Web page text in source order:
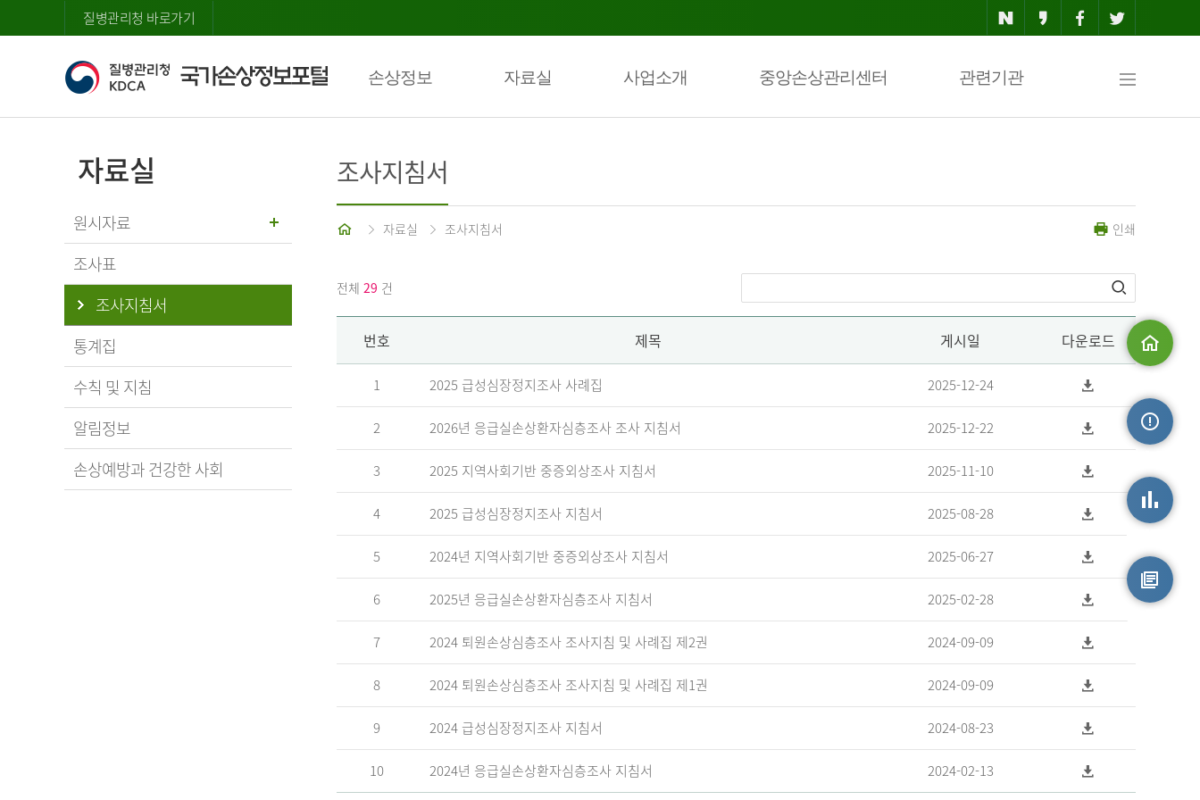
질병관리청 바로가기
손상정보 자료실 사업소개 중앙손상관리센터 관련기관
맵
자료실
원시자료
조사표
조사지침서
통계집
수칙 및 지침
알림정보
손상예방과 건강한 사회
조사지침서
홈 자료실 조사지침서 인쇄
전체 29 건
번호 제목 게시일 다운로드
1 2025 급성심장정지조사 사례집 2025-12-24
2 2026년 응급실손상환자심층조사 조사 지침서 2025-12-22
3 2025 지역사회기반 중증외상조사 지침서 2025-11-10
4 2025 급성심장정지조사 지침서 2025-08-28
5 2024년 지역사회기반 중증외상조사 지침서 2025-06-27
6 2025년 응급실손상환자심층조사 지침서 2025-02-28
7 2024 퇴원손상심층조사 조사지침 및 사례집 제2권 2024-09-09
8 2024 퇴원손상심층조사 조사지침 및 사례집 제1권 2024-09-09
9 2024 급성심장정지조사 지침서 2024-08-23
10 2024년 응급실손상환자심층조사 지침서 2024-02-13